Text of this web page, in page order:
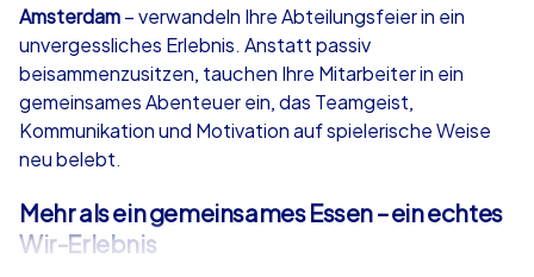
Greven Greven
Amsterdam– verwandeln Ihre Abteilungsfeier in ein
unvergessliches Erlebnis. Anstatt passiv
beisammenzusitzen, tauchen Ihre Mitarbeiter in ein
gemeinsames Abenteuer ein, das Teamgeist,
Kommunikation und Motivation auf spielerische Weise
neu belebt.
Mehr als ein gemeinsames Essen – ein echtes
Wir-Erlebnis